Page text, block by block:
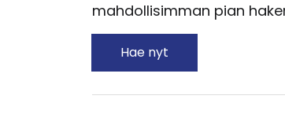
mahdollisimman pian
Hae nyt